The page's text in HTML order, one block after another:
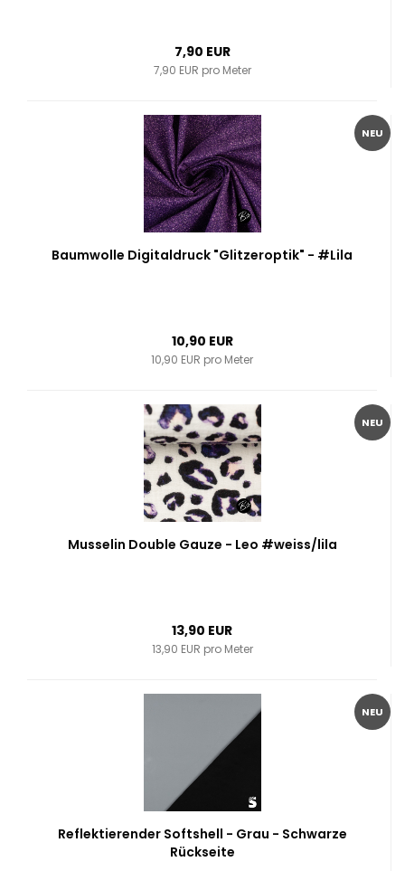
7,90 EUR
7,90 EUR pro Meter
NEU
Baumwolle Digitaldruck "Glitzeroptik" - #Lila
10,90 EUR
10,90 EUR pro Meter
NEU
Musselin Double Gauze - Leo #weiss/lila
13,90 EUR
13,90 EUR pro Meter
NEU
Reflektierender Softshell - Grau - Schwarze
Rückseite